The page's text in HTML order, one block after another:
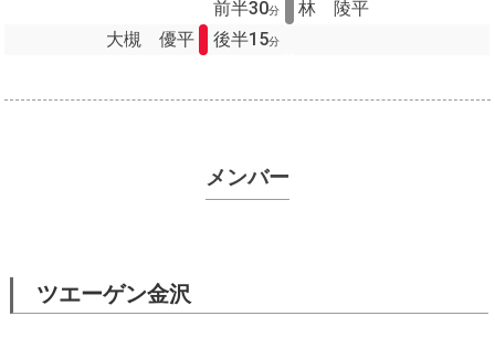
前半30分
林 陵平
大槻 優平
後半15分
メンバー
ツエーゲン金沢